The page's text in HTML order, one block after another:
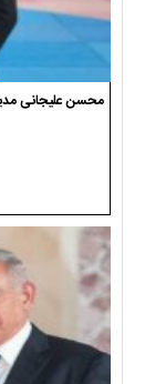
محسن علیجانی